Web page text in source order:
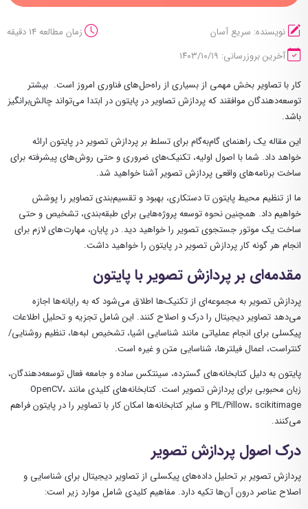
نویسنده: سریع آسان
زمان مطالعه 14 دقیقه
آخرین بروزرسانی: ۱۴۰۳/۱۰/۱۹
کار با تصاویر بخش مهمی از بسیاری از راه‌حل‌های فناوری امروز است. بیشتر
توسعه‌دهندگان موافقند که پردازش تصاویر در پایتون در ابتدا می‌تواند چالش‌برانگیز
باشد.
این مقاله یک راهنمای گام‌به‌گام برای تسلط بر پردازش تصویر در پایتون ارائه
خواهد داد. شما با اصول اولیه، تکنیک‌های ضروری و حتی روش‌های پیشرفته برای
ساخت برنامه‌های واقعی پردازش تصویر آشنا خواهید شد.
ما از تنظیم محیط پایتون تا دستکاری، بهبود و تقسیم‌بندی تصاویر را پوشش
خواهیم داد. همچنین نحوه توسعه پروژه‌هایی برای طبقه‌بندی، تشخیص و حتی
ساخت یک موتور جستجوی تصویر را خواهید دید. در پایان، مهارت‌های لازم برای
انجام هر گونه کار پردازش تصویر در پایتون را خواهید داشت.
مقدمه‌ای بر پردازش تصویر با پایتون
پردازش تصویر به مجموعه‌ای از تکنیک‌ها اطلاق می‌شود که به رایانه‌ها اجازه
می‌دهد تصاویر دیجیتال را درک و اصلاح کنند. این شامل تجزیه و تحلیل اطلاعات
پیکسلی برای انجام عملیاتی مانند شناسایی اشیا، تشخیص لبه‌ها، تنظیم روشنایی/
کنتراست، اعمال فیلترها، شناسایی متن و غیره است.
پایتون به دلیل کتابخانه‌های گسترده، سینتکس ساده و جامعه فعال توسعه‌دهندگان،
زبان محبوبی برای پردازش تصویر است. کتابخانه‌های کلیدی مانند OpenCV،
PIL/Pillow، scikitimage و سایر کتابخانه‌ها امکان کار با تصاویر را در پایتون فراهم
می‌کنند.
درک اصول پردازش تصویر
پردازش تصویر بر تحلیل داده‌های پیکسلی از تصاویر دیجیتال برای شناسایی و
اصلاح عناصر درون آن‌ها تکیه دارد. مفاهیم کلیدی شامل موارد زیر است: